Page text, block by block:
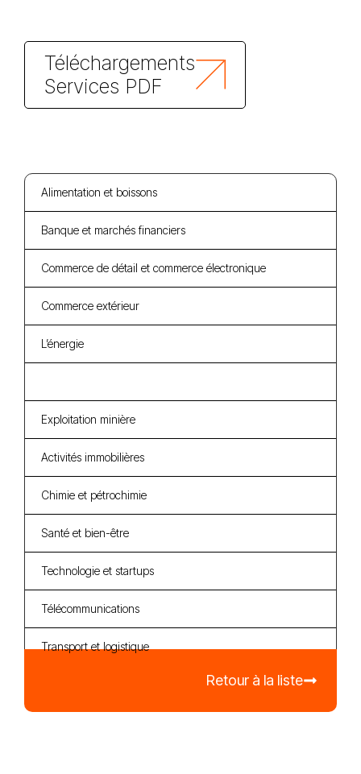
Téléchargements
Services PDF
Alimentation et boissons
Banque et marchés financiers
Commerce de détail et commerce électronique
Commerce extérieur
L’énergie
Exploitation minière
Activités immobilières
Chimie et pétrochimie
Santé et bien-être
Technologie et startups
Télécommunications
Transport et logistique
Retour à la liste